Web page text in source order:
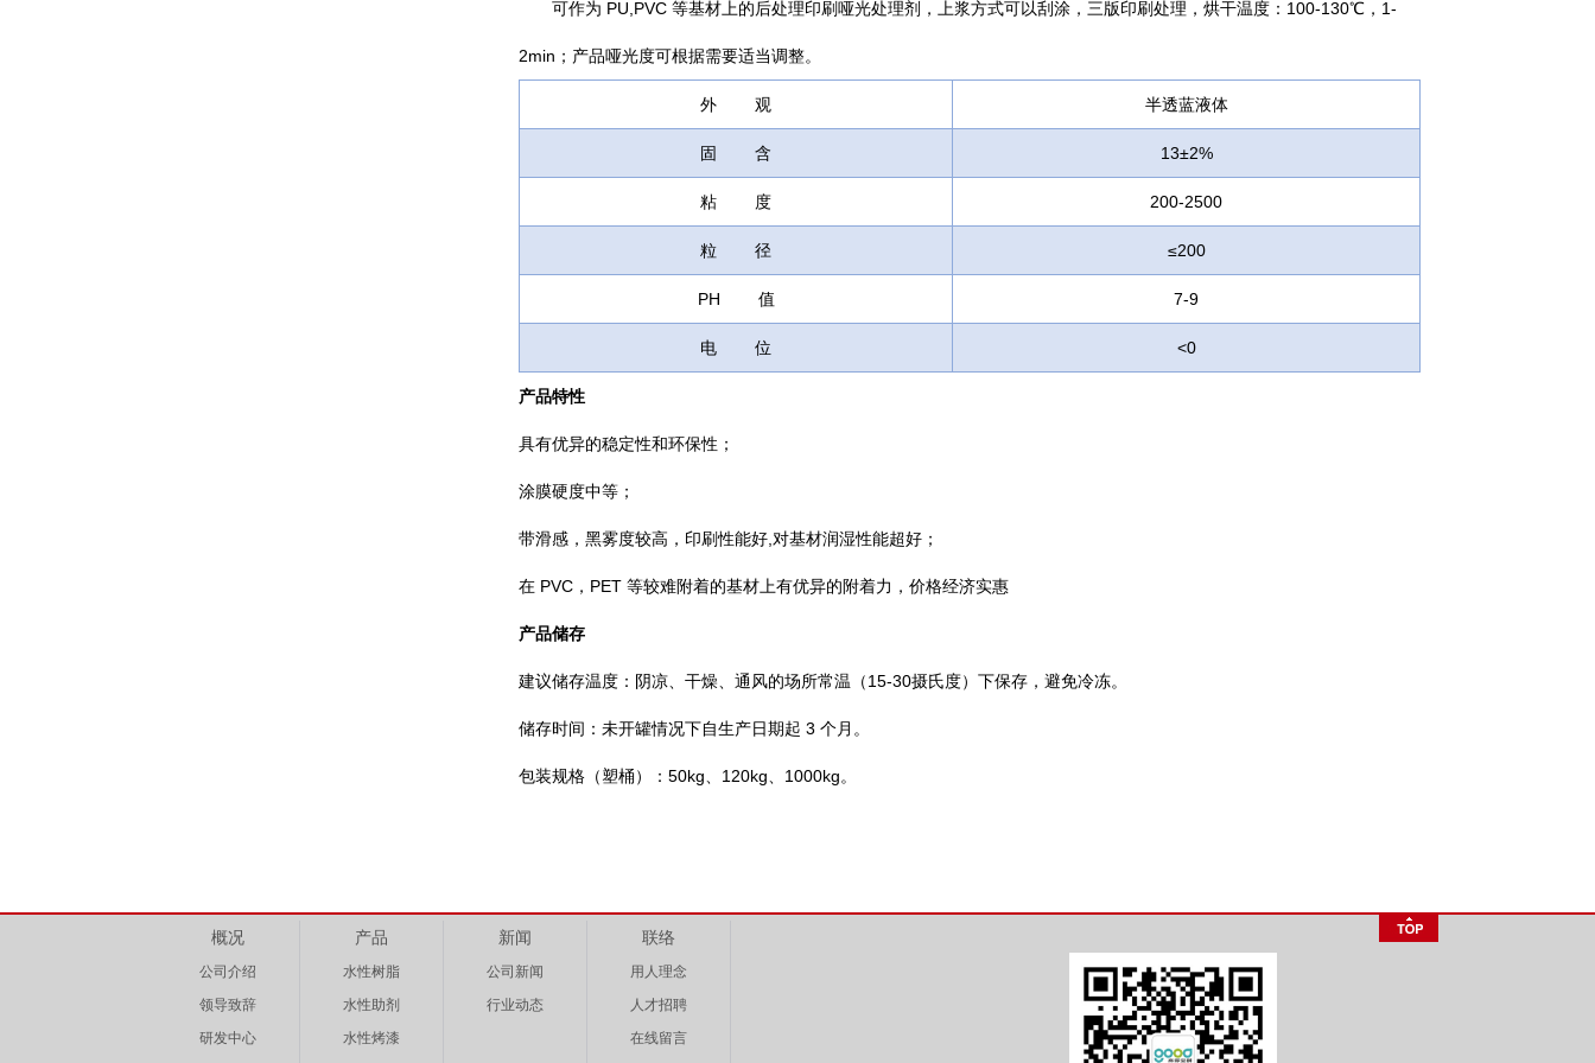
可作为 PU,PVC 等基材上的后处理印刷哑光处理剂，上浆方式可以刮涂，三版印刷处理，烘干温度：100-130℃，1-
2min；产品哑光度可根据需要适当调整。
外 观 半透蓝液体
固 含 13±2%
粘 度 200-2500
粒 径 ≤200
PH 值 7-9
电 位 <0
产品特性
具有优异的稳定性和环保性；
涂膜硬度中等；
带滑感，黑雾度较高，印刷性能好,对基材润湿性能超好；
在 PVC，PET 等较难附着的基材上有优异的附着力，价格经济实惠
产品储存
建议储存温度：阴凉、干燥、通风的场所常温（15-30摄氏度）下保存，避免冷冻。
储存时间：未开罐情况下自生产日期起 3 个月。
包装规格（塑桶）：50kg、120kg、1000kg。
概况
公司介绍
领导致辞
研发中心
产品
水性树脂
水性助剂
水性烤漆
新闻
公司新闻
行业动态
联络
用人理念
人才招聘
在线留言